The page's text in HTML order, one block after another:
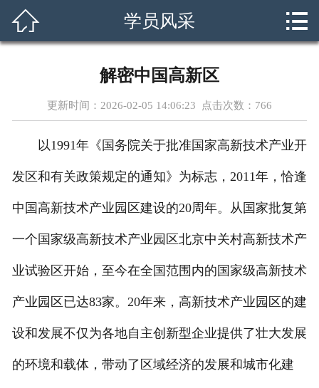
外交团队
招生简章
就业指南
学员风采
 学员风采 
解密中国高新区
更新时间：2026-02-05 14:06:23 点击次数： 766
以1991年《国务院关于批准国家高新技术产业开
发区和有关政策规定的通知》为标志，2011年，恰逢
中国高新技术产业园区建设的20周年。从国家批复第
一个国家级高新技术产业园区北京中关村高新技术产
业试验区开始，至今在全国范围内的国家级高新技术
产业园区已达83家。20年来，高新技术产业园区的建
设和发展不仅为各地自主创新型企业提供了壮大发展
的环境和载体，带动了区域经济的发展和城市化建